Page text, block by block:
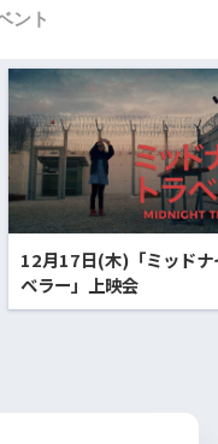
ント
12月17日(木)「ミッドナ
ベラー」上映会